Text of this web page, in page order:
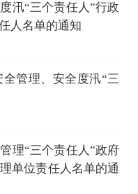
汛“三个责任人”行政
人名单的通知
管理、安全度汛“三
理“三个责任人”政府
单位责任人名单的通